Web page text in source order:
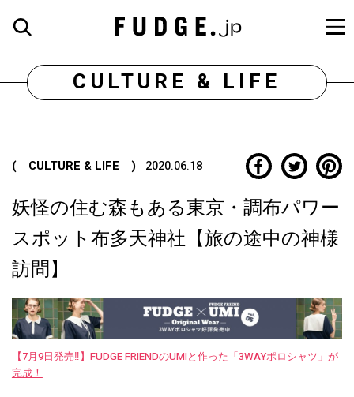
CULTURE & LIFE
( CULTURE & LIFE ) 2020.06.18
妖怪の住む森もある東京・調布パワー
スポット布多天神社【旅の途中の神様
訪問】
【7月9日発売‼︎】FUDGE FRIENDのUMIと作った「3WAYポロシャツ」が
完成！